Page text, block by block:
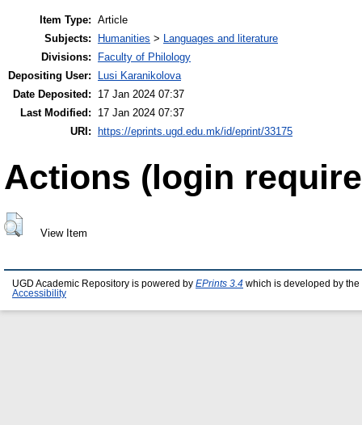
Item Type: Article
Subjects:
Humanities > Languages and literature
Divisions:
Faculty of Philology
Depositing User:
Lusi Karanikolova
Date Deposited:
17 Jan 2024 07:37
Last Modified:
17 Jan 2024 07:37
URI:
https://eprints.ugd.edu.mk/id/eprint/33175
Actions (login
View Item
UGD Academic Repository is powered by EPrints 3.4 which is developed by the
Accessibility